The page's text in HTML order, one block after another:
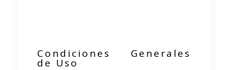
Condiciones Generales
de Uso